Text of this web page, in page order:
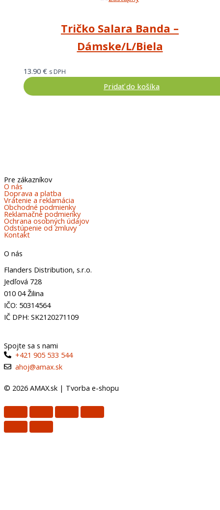
Tričko Salara Banda –
Dámske/L/Biela
13.90 € s DPH
Pridať do košíka
Pre zákazníkov
O nás
Doprava a platba
Vrátenie a reklamácia
Obchodné podmienky
Reklamačné podmienky
Ochrana osobných údajov
Odstúpenie od zmluvy
Kontakt
O nás
Flanders Distribution, s.r.o.
Jedľová 728
010 04 Žilina
IČO: 50314564
IČ DPH: SK2120271109
Spojte sa s nami
+421 905 533 544
ahoj@amax.sk
© 2026 AMAX.sk | Tvorba e-shopu